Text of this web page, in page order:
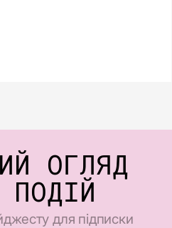
ОГЛЯД
ПОДІЙ
для підписки